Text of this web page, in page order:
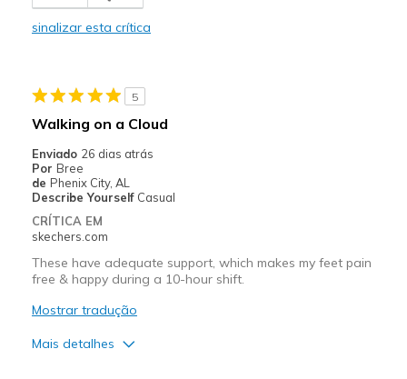
Comfortable
Melhores utilizações
Going Out
Work
Sizing
Feels true to size
sinalizar esta crítica
5
Walking on a Cloud
Enviado 26 dias atrás
Por Bree
de Phenix City, AL
Describe Yourself Casual
CRÍTICA EM
skechers.com
These have adequate support, which makes my feet pain
free & happy during a 10-hour shift.
Mostrar tradução
Mais detalhes